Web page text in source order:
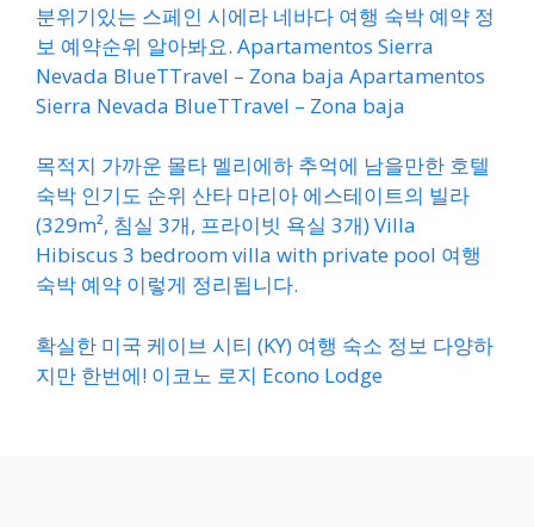
분위기있는 스페인 시에라 네바다 여행 숙박 예약 정
보 예약순위 알아봐요. Apartamentos Sierra
Nevada BlueTTravel – Zona baja Apartamentos
Sierra Nevada BlueTTravel – Zona baja
목적지 가까운 몰타 멜리에하 추억에 남을만한 호텔
숙박 인기도 순위 산타 마리아 에스테이트의 빌라
(329m², 침실 3개, 프라이빗 욕실 3개) Villa
Hibiscus 3 bedroom villa with private pool 여행
숙박 예약 이렇게 정리됩니다.
확실한 미국 케이브 시티 (KY) 여행 숙소 정보 다양하
지만 한번에! 이코노 로지 Econo Lodge